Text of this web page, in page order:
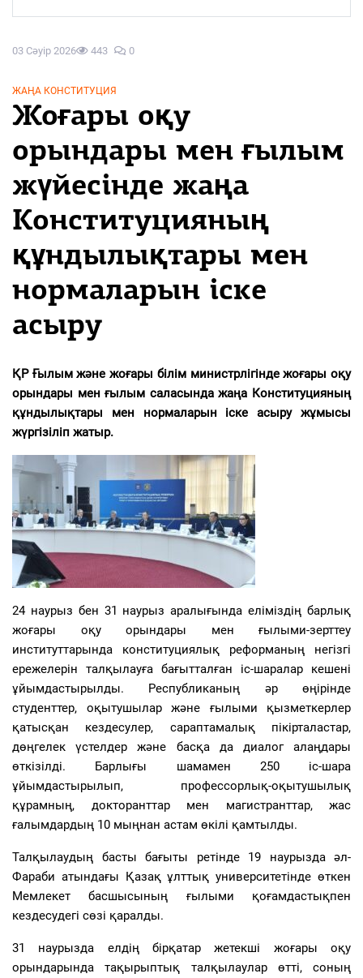
03 Сәуір 2026 443 0
ЖАҢА КОНСТИТУЦИЯ
Жоғары оқу
орындары мен ғылым
жүйесінде жаңа
Конституцияның
құндылықтары мен
нормаларын іске
асыру
ҚР Ғылым және жоғары білім министрлігінде жоғары оқу
орындары мен ғылым саласында жаңа Конституцияның
құндылықтары мен нормаларын іске асыру жұмысы
жүргізіліп жатыр.
24 наурыз бен 31 наурыз аралығында еліміздің барлық
жоғары оқу орындары мен ғылыми-зерттеу
институттарында конституциялық реформаның негізгі
ережелерін талқылауға бағытталған іс-шаралар кешені
ұйымдастырылды. Республиканың әр өңірінде
студенттер, оқытушылар және ғылыми қызметкерлер
қатысқан кездесулер, сараптамалық пікірталастар,
дөңгелек үстелдер және басқа да диалог алаңдары
өткізілді. Барлығы шамамен 250 іс-шара
ұйымдастырылып, профессорлық-оқытушылық
құрамның, докторанттар мен магистранттар, жас
ғалымдардың 10 мыңнан астам өкілі қамтылды.
Талқылаудың басты бағыты ретінде 19 наурызда әл-
Фараби атындағы Қазақ ұлттық университетінде өткен
Мемлекет басшысының ғылыми қоғамдастықпен
кездесудегі сөзі қаралды.
31 наурызда елдің бірқатар жетекші жоғары оқу
орындарында тақырыптық талқылаулар өтті, соның